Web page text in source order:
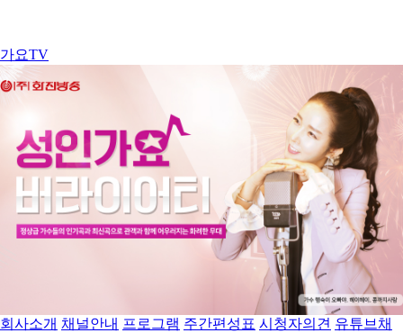
가요TV
회사소개 채널안내 프로그램 주간편성표 시청자의견 유튜브채